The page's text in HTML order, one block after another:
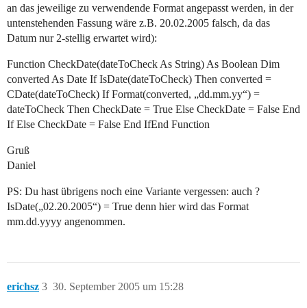
an das jeweilige zu verwendende Format angepasst werden, in der
untenstehenden Fassung wäre z.B. 20.02.2005 falsch, da das
Datum nur 2-stellig erwartet wird):
Function CheckDate(dateToCheck As String) As Boolean Dim
converted As Date If IsDate(dateToCheck) Then converted =
CDate(dateToCheck) If Format(converted, „dd.mm.yy“) =
dateToCheck Then CheckDate = True Else CheckDate = False End
If Else CheckDate = False End IfEnd Function
Gruß
Daniel
PS: Du hast übrigens noch eine Variante vergessen: auch ?
IsDate(„02.20.2005“) = True denn hier wird das Format
mm.dd.yyyy angenommen.
erichsz 30. September 2005 um 15:28
3